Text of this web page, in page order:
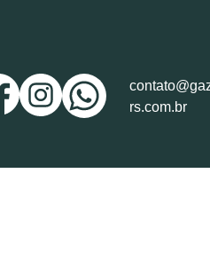
rs.com.br